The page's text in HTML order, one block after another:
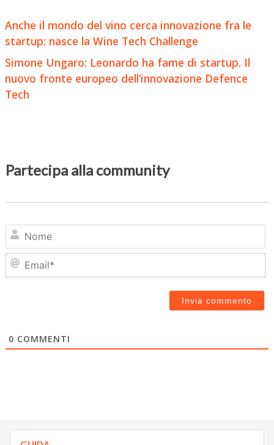
Anche il mondo del vino cerca innovazione fra le
startup: nasce la Wine Tech Challenge
Simone Ungaro: Leonardo ha fame di startup. Il
nuovo fronte europeo dell’innovazione Defence
Tech
Partecipa alla community
0 COMMENTI